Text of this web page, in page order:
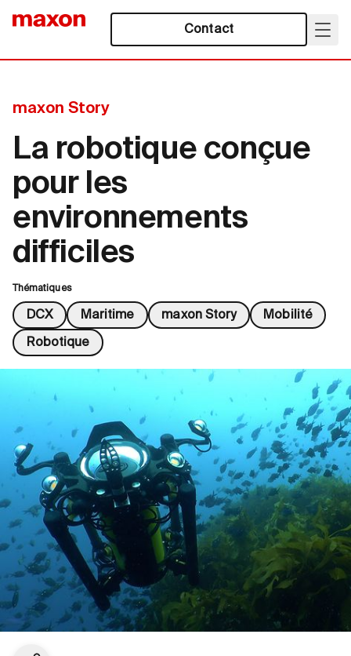
Contact
maxon Story
La robotique conçue
pour les
environnements
difficiles
Thématiques
DCX Maritime maxon Story Mobilité
Robotique